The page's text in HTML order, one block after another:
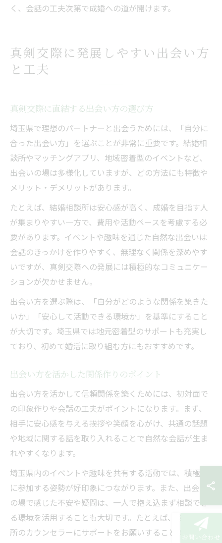
く、会話の工夫次第で成婚への道が開けます。
真剣交際に発展しやすい出会い方
と工夫
真剣交際に直結する出会い方の選び方
埼玉県で理想のパートナーと出会うためには、「自分に
合った出会い方」を選ぶことが非常に重要です。結婚相
談所やマッチングアプリ、地域密着型のイベントなど、
出会いの場は多様化していますが、どの方法にも特徴や
メリット・デメリットがあります。
たとえば、結婚相談所は安心感が高く、成婚を目指す人
が集まりやすい一方で、費用や活動ペースを考慮する必
要があります。イベントや趣味を通じた自然な出会いは
会話のきっかけを作りやすく、無理なく関係を深めやす
いですが、真剣交際への発展には積極的なコミュニケー
ションが欠かせません。
出会い方を選ぶ際は、「自分がどのような関係を築きた
いか」「安心して活動できる環境か」を基準にすること
が大切です。埼玉県では地元密着型のサポートも充実し
ており、初めて婚活に取り組む方にもおすすめです。
出会い方を活かした関係作りのポイント
出会い方を活かして信頼関係を築くためには、初対面で
の印象作りや会話の工夫がポイントになります。まず、
相手に安心感を与える挨拶や笑顔を心がけ、共通の話題
や地域に関する話を取り入れることで自然な会話が生ま
れやすくなります。
埼玉県内のイベントや趣味を共有する活動では、積極的
に参加する姿勢が好印象につながります。また、出会い
の場で感じた不安や疑問は、一人で抱え込まず相談でき
る環境を活用することも大切です。たとえば、結婚相談
所のカウンセラーにサポートをお願いすることで、自分
お問い合わせ